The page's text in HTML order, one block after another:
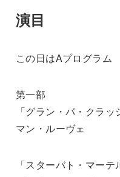
演目
この日はAプログラム
第一部
「グラン・パ・クラ
マン・ルーヴェ
「スターバト・マー